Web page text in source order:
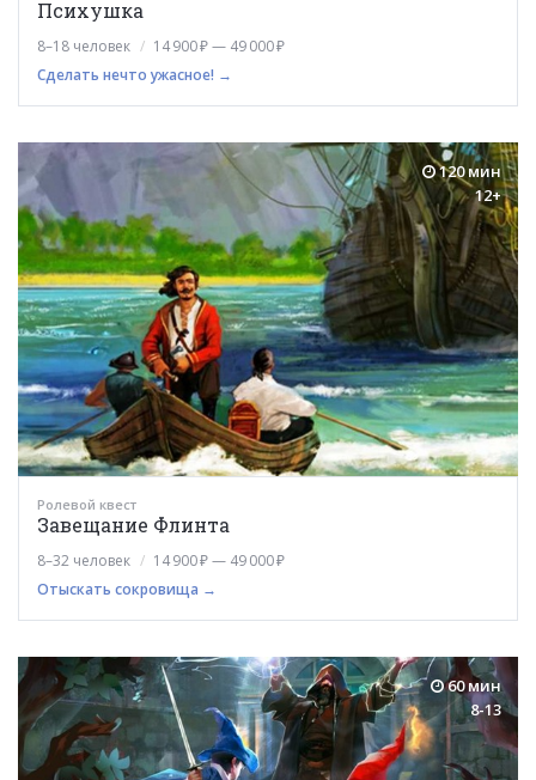
Психушка
8–18 человек
14 900 ₽ — 49 000 ₽
Сделать нечто ужасное! →
120 мин
12+
Ролевой квест
Завещание Флинта
8–32 человек
14 900 ₽ — 49 000 ₽
Отыскать сокровища →
60 мин
8-13